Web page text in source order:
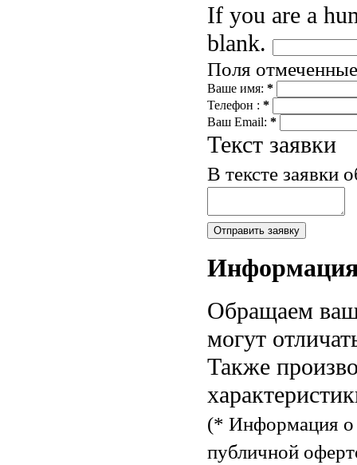
If you are a
blank.
Поля
Ваше имя: *
Телефон : *
Ваш Email: *
Текст заявки
В тексте заявки
Обращаем
могут
Также
(* Информация о
публичной